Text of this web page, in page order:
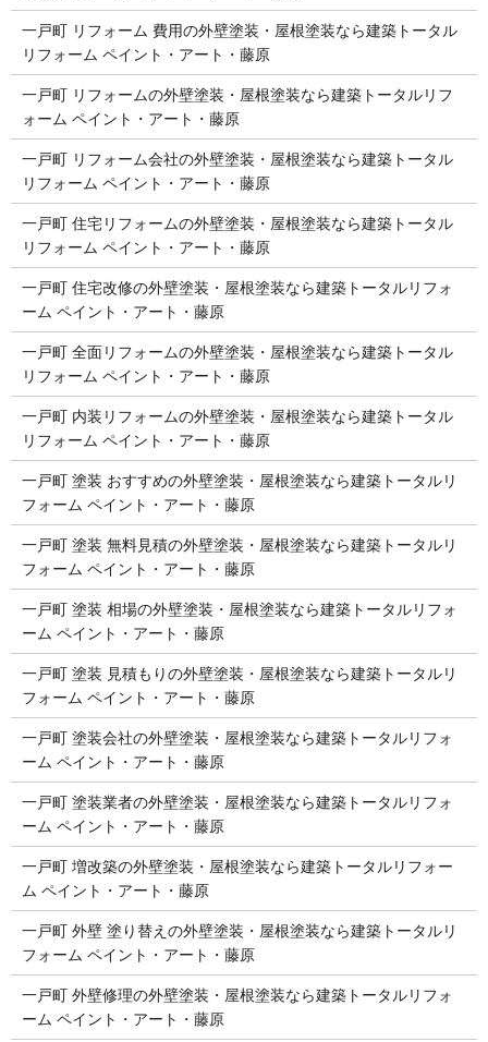
一戸町 リフォーム 費用の外壁塗装・屋根塗装なら建築トータル
リフォーム ペイント・アート・藤原
一戸町 リフォームの外壁塗装・屋根塗装なら建築トータルリフ
ォーム ペイント・アート・藤原
一戸町 リフォーム会社の外壁塗装・屋根塗装なら建築トータル
リフォーム ペイント・アート・藤原
一戸町 住宅リフォームの外壁塗装・屋根塗装なら建築トータル
リフォーム ペイント・アート・藤原
一戸町 住宅改修の外壁塗装・屋根塗装なら建築トータルリフォ
ーム ペイント・アート・藤原
一戸町 全面リフォームの外壁塗装・屋根塗装なら建築トータル
リフォーム ペイント・アート・藤原
一戸町 内装リフォームの外壁塗装・屋根塗装なら建築トータル
リフォーム ペイント・アート・藤原
一戸町 塗装 おすすめの外壁塗装・屋根塗装なら建築トータルリ
フォーム ペイント・アート・藤原
一戸町 塗装 無料見積の外壁塗装・屋根塗装なら建築トータルリ
フォーム ペイント・アート・藤原
一戸町 塗装 相場の外壁塗装・屋根塗装なら建築トータルリフォ
ーム ペイント・アート・藤原
一戸町 塗装 見積もりの外壁塗装・屋根塗装なら建築トータルリ
フォーム ペイント・アート・藤原
一戸町 塗装会社の外壁塗装・屋根塗装なら建築トータルリフォ
ーム ペイント・アート・藤原
一戸町 塗装業者の外壁塗装・屋根塗装なら建築トータルリフォ
ーム ペイント・アート・藤原
一戸町 増改築の外壁塗装・屋根塗装なら建築トータルリフォー
ム ペイント・アート・藤原
一戸町 外壁 塗り替えの外壁塗装・屋根塗装なら建築トータルリ
フォーム ペイント・アート・藤原
一戸町 外壁修理の外壁塗装・屋根塗装なら建築トータルリフォ
ーム ペイント・アート・藤原